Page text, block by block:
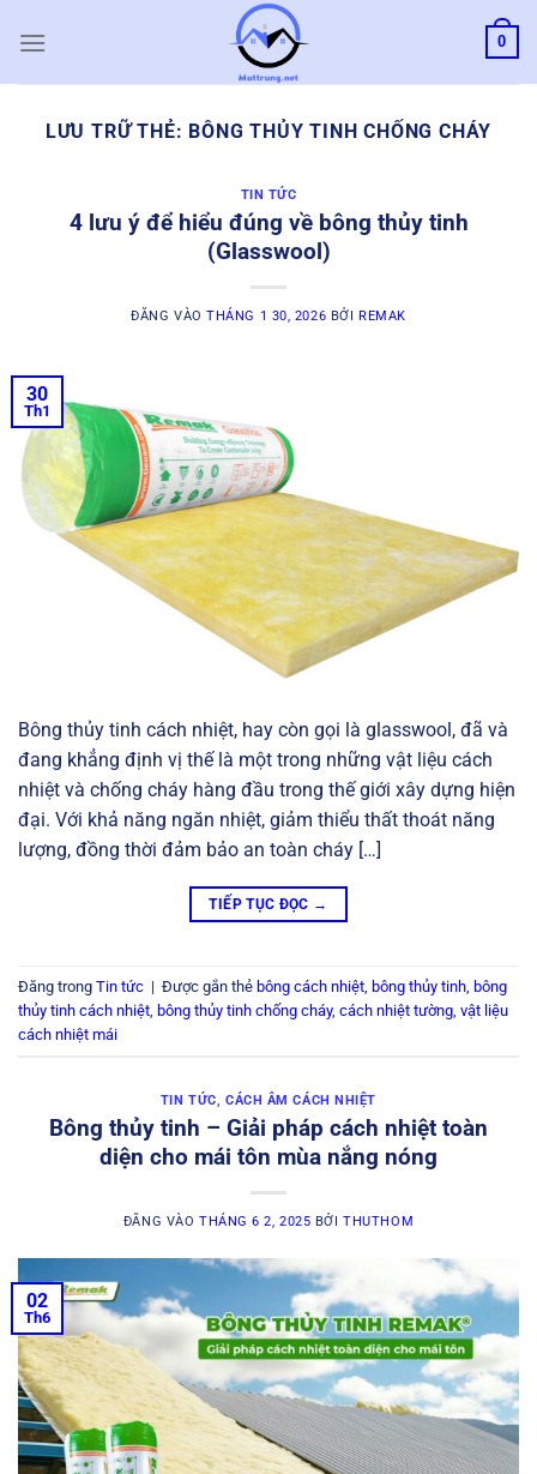
qua
0
LƯU TRỮ THẺ: BÔNG THỦY TINH CHỐNG CHÁY
TIN TỨC
4 lưu ý để hiểu đúng về bông thủy tinh
(Glasswool)
ĐĂNG VÀOTHÁNG 1 30, 2026 BỞI REMAK
30
Th1
Bông thủy tinh cách nhiệt, hay còn gọi là glasswool, đã và
đang khẳng định vị thế là một trong những vật liệu cách
nhiệt và chống cháy hàng đầu trong thế giới xây dựng hiện
đại. Với khả năng ngăn nhiệt, giảm thiểu thất thoát năng
lượng, đồng thời đảm bảo an toàn cháy […]
TIẾP TỤC ĐỌC →
Đăng trong Tin tức | Được gắn thẻ bông cách nhiệt bông thủy tinh bông
thủy tinh cách nhiệt bông thủy tinh chống cháy, cách nhiệt tường vật liệu
cách nhiệt mái
TIN TỨC, CÁCH ÂM CÁCH NHIỆT
Bông thủy tinh – Giải pháp cách nhiệt toàn
diện cho mái tôn mùa nắng nóng
ĐĂNG VÀO THÁNG 6 2, 2025 BỞITHUTHOM
02
Th6